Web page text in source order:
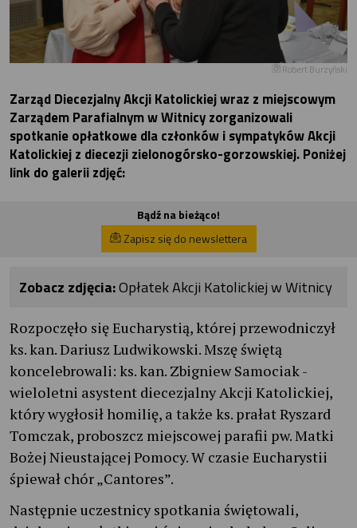
Robert Burzyński
Zarząd Diecezjalny Akcji Katolickiej wraz z miejscowym
Zarządem Parafialnym w Witnicy zorganizowali
spotkanie opłatkowe dla członków i sympatyków Akcji
Katolickiej z diecezji zielonogórsko-gorzowskiej. Poniżej
link do galerii zdjęć:
Bądź na bieżąco!
Zapisz się do newslettera
Zobacz zdjęcia:Opłatek Akcji Katolickiej w Witnicy
Rozpoczęło się Eucharystią, której przewodniczył
ks. kan. Dariusz Ludwikowski. Mszę świętą
koncelebrowali: ks. kan. Zbigniew Samociak -
wieloletni asystent diecezjalny Akcji Katolickiej,
który wygłosił homilię, a także ks. prałat Ryszard
Tomczak, proboszcz miejscowej parafii pw. Matki
Bożej Nieustającej Pomocy. W czasie Eucharystii
śpiewał chór „Cantores”.
Następnie uczestnicy spotkania świętowali,